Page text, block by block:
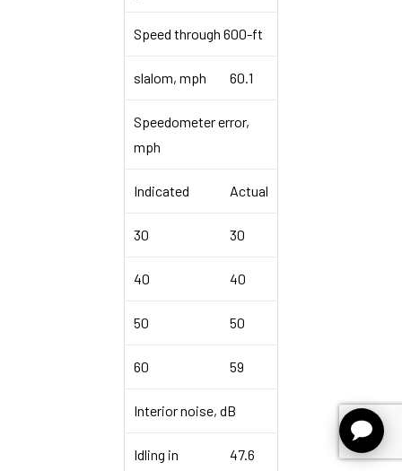
Speed through 600-ft
slalom, mph 60.1
Speedometer error,
mph
Indicated Actual
30 30
40 40
50 50
60 59
Interior noise, dB
Idling in 47.6
© 2022 Voy en Coche | Desarrollado por Inficon Global |
Política de Cookies